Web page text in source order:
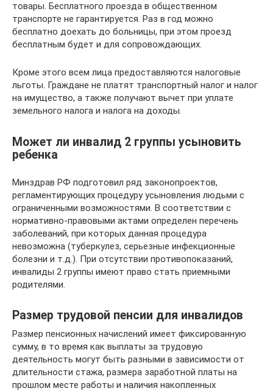
товары. Бесплатного проезда в общественном
транспорте не гарантируется. Раз в год можно
бесплатно доехать до больницы, при этом проезд
бесплатным будет и для сопровождающих.
Кроме этого всем лица предоставляются налоговые
льготы. Граждане не платят транспортный налог и налог
на имущество, а также получают вычет при уплате
земельного налога и налога на доходы.
Может ли инвалид 2 группы усыновить
ребенка
Минздрав РФ подготовил ряд законопроектов,
регламентирующих процедуру усыновления людьми с
ограниченными возможностями. В соответствии с
нормативно-правовыми актами определен перечень
заболеваний, при которых данная процедура
невозможна (туберкулез, серьезные инфекционные
болезни и т.д.). При отсутствии противопоказаний,
инвалиды 2 группы имеют право стать приемными
родителями.
Размер трудовой пенсии для инвалидов
Размер пенсионных начислений имеет фиксированную
сумму, в то время как выплаты за трудовую
деятельность могут быть разными в зависимости от
длительности стажа, размера заработной платы на
прошлом месте работы и наличия накопленных